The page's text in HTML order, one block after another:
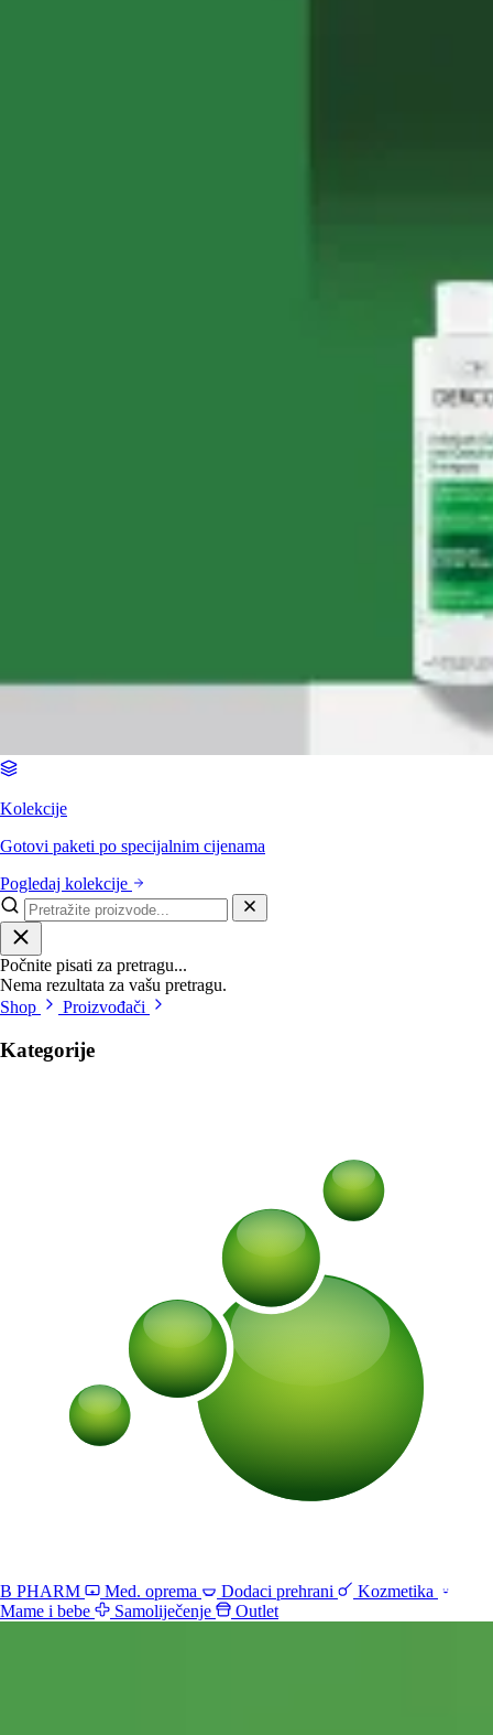
Kolekcije
Gotovi paketi po specijalnim cijenama
Pogledaj kolekcije
Počnite pisati za pretragu...
Nema rezultata za vašu pretragu.
Shop
Proizvođači
Kategorije
B PHARM Med. oprema Dodaci prehrani
Kozmetika
Mame i bebe
Samoliječenje Outlet